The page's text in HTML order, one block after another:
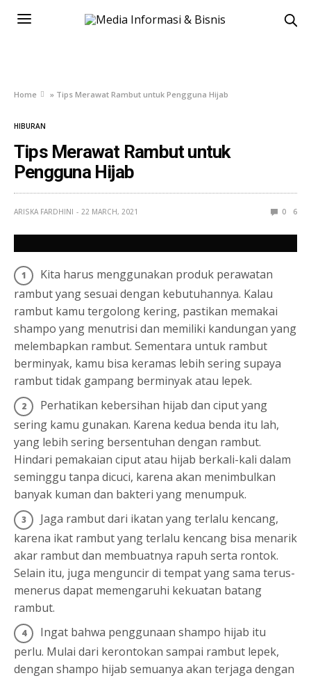
Home » Tips Merawat Rambut untuk Pengguna Hijab
HIBURAN
Tips Merawat Rambut untuk
Pengguna Hijab
ARISKA FARDHINI 22 MARCH, 2021 0 6
Kita harus menggunakan produk perawatan
rambut yang sesuai dengan kebutuhannya. Kalau
rambut kamu tergolong kering, pastikan memakai
shampo yang menutrisi dan memiliki kandungan yang
melembapkan rambut. Sementara untuk rambut
berminyak, kamu bisa keramas lebih sering supaya
rambut tidak gampang berminyak atau lepek.
Perhatikan kebersihan hijab dan ciput yang
sering kamu gunakan. Karena kedua benda itu lah,
yang lebih sering bersentuhan dengan rambut.
Hindari pemakaian ciput atau hijab berkali-kali dalam
seminggu tanpa dicuci, karena akan menimbulkan
banyak kuman dan bakteri yang menumpuk.
Jaga rambut dari ikatan yang terlalu kencang,
karena ikat rambut yang terlalu kencang bisa menarik
akar rambut dan membuatnya rapuh serta rontok.
Selain itu, juga menguncir di tempat yang sama terus-
menerus dapat memengaruhi kekuatan batang
rambut.
Ingat bahwa penggunaan shampo hijab itu
perlu. Mulai dari kerontokan sampai rambut lepek,
dengan shampo hijab semuanya akan terjaga dengan